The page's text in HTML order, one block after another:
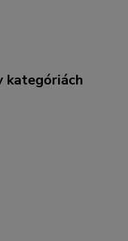
kategóriách